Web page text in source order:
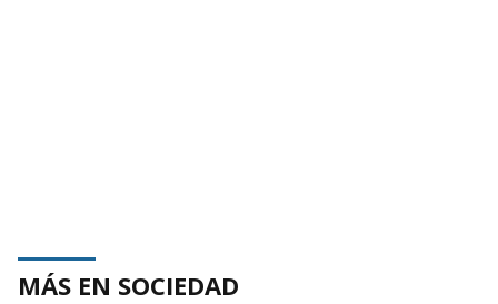
MÁS EN SOCIEDAD